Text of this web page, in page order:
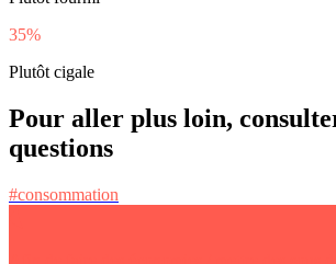
35%
Plutôt cigale
Pour aller plus loin,
questions
#consommation